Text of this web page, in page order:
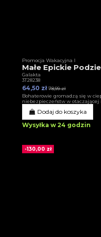
Promocja Wakacyjna I
Małe Epickie
Galakta
3T28238
64,50 zł 78,99 zł
Bohaterowie gromadzą się w
niebezpieczeństw w otaczającej
Dodaj do koszyka
Wysyłka w 24 godzin
-130,00 zł